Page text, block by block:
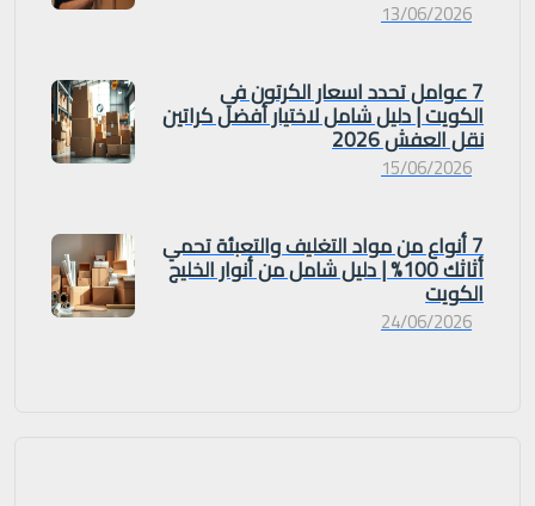
13/06/2026
7 عوامل تحدد اسعار الكرتون في
الكويت | دليل شامل لاختيار أفضل كراتين
نقل العفش 2026
15/06/2026
7 أنواع من مواد التغليف والتعبئة تحمي
أثاثك 100% | دليل شامل من أنوار الخليج
الكويت
24/06/2026